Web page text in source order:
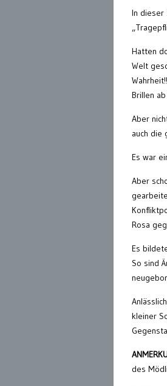
In dieser
Hatten
Welt
Brillen
Aber
auch die
Es war
Aber
Rosa
Es
So sind
kleiner
des